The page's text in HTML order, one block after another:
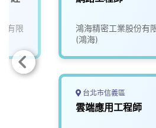
有限
鴻海精密工業股份有
(鴻海)
台北市信義區
雲端應用工程師